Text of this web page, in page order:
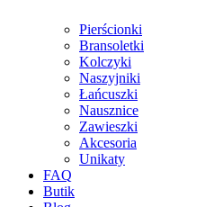
Pierścionki
Bransoletki
Kolczyki
Naszyjniki
Łańcuszki
Nausznice
Zawieszki
Akcesoria
Unikaty
FAQ
Butik